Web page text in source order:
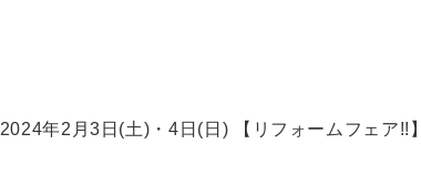
2024年2月3日(土)・4日(日) 【リフォームフェア!!】